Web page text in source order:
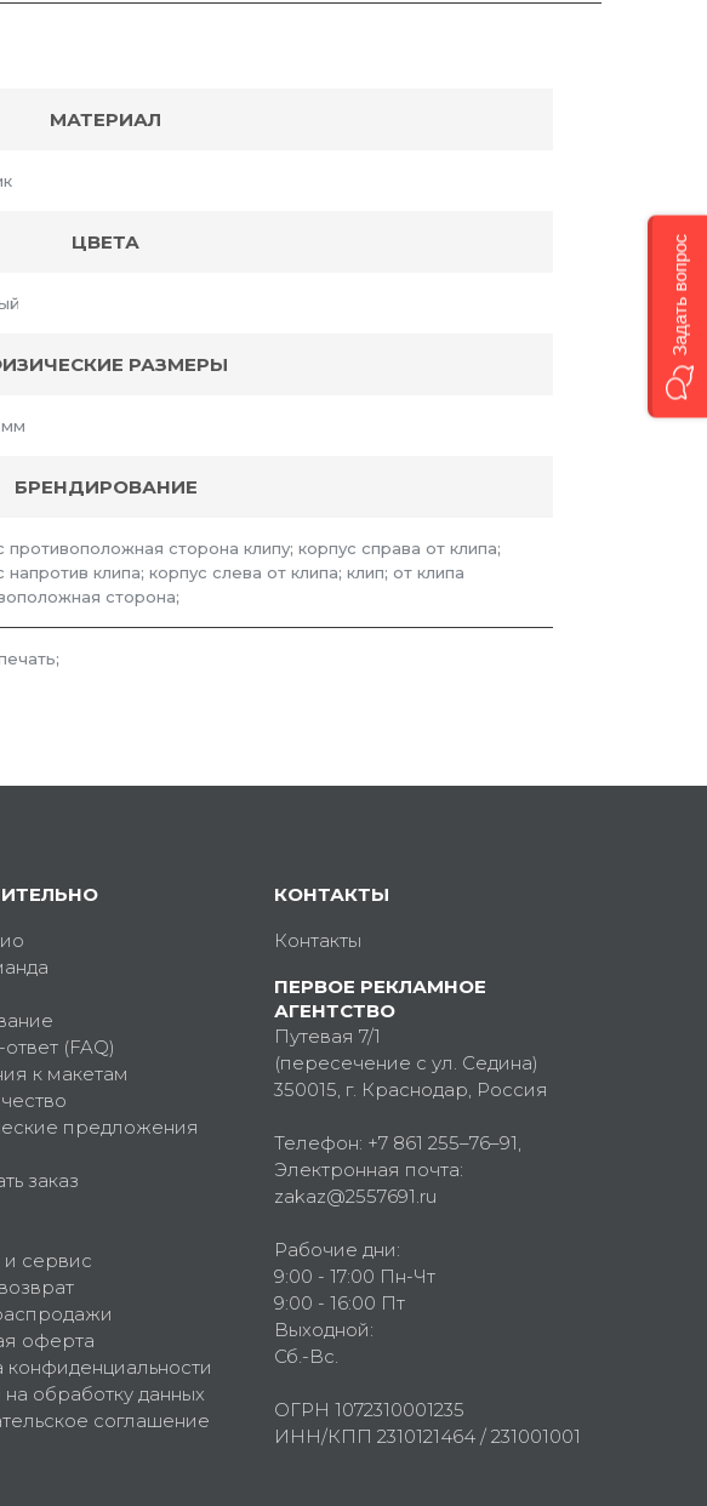
МАТЕРИАЛ
ЦВЕТА
РАЗМЕРЫ
мм
БРЕНДИРОВАНИЕ
противоположная сторона клипу; корпус справа от клипа;
напротив клипа; корпус слева от клипа; клип; от клипа
сторона;
(FAQ)
к макетам
предложения
заказ
и сервис
оферта
конфиденциальности
обработку данных
соглашение
КОНТАКТЫ
Контакты
ПЕРВОЕ РЕКЛАМНОЕ
АГЕНТСТВО
Путевая 7/1
(пересечение с ул. Седина)
350015, г. Краснодар, Россия
Телефон: +7 861 255–76–91,
Электронная почта:
zakaz@2557691.ru
Рабочие дни:
9:00 - 17:00 Пн-Чт
9:00 - 16:00 Пт
Выходной:
Сб.-Вс.
ОГРН 1072310001235
ИНН/КПП 2310121464 / 231001001
Задать вопрос